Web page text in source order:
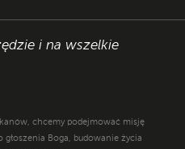
i na wszelkie
chcemy podejmować misję
Boga, budowanie życia